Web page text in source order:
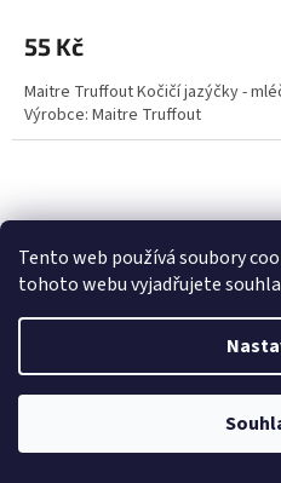
Tento web používá soubory
tohoto webu vyjadřujete
55 Kč
Maitre Truffout Kočičí jazýčky -
Výrobce: Maitre Truffout